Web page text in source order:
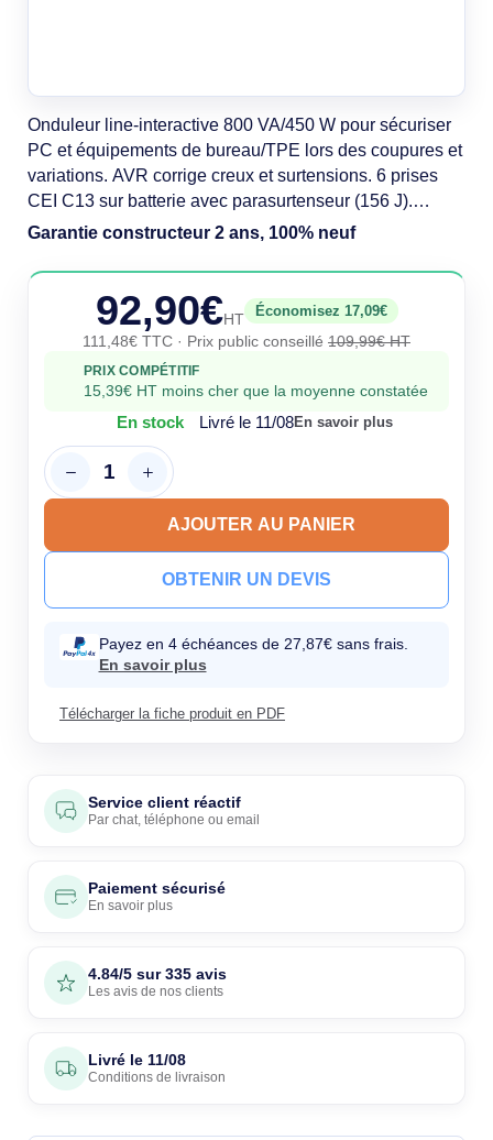
Onduleur line-interactive 800 VA/450 W pour sécuriser
PC et équipements de bureau/TPE lors des coupures et
variations. AVR corrige creux et surtensions. 6 prises
CEI C13 sur batterie avec parasurtenseur (156 J).
Démarrage à froid. Format compact avec orifice de
24 mois. Conformité RoHS/REACH, CE.
Garantie constructeur 2 ans, 100% neuf
92,90€HT
Économisez 17,09€
111,48€ TTC · Prix public conseillé 109,99€ HT
PRIX COMPÉTITIF
15,39€ HT moins cher que la moyenne constatée
En stock Livré le 11/08En savoir plus
AJOUTER AU PANIER
OBTENIR UN DEVIS
Payez en 4 échéances de 27,87€ sans frais.
En savoir plus
Télécharger la fiche produit en PDF
Service client réactif
Par chat, téléphone ou email
Paiement sécurisé
En savoir plus
4.84/5 sur 335 avis
Les avis de nos clients
Livré le 11/08
Conditions de livraison